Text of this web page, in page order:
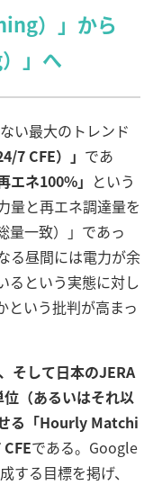
）」から
」へ
い最大のトレンド
7 CFE）」 であ
エネ100%」 という
量と再エネ調達量を
一致）」であっ
る昼間には電力が余
るという実態に対し
という批判が高まっ
そして日本のJERA
（あるいはそれ以
る「Hourly Matchi
である。Google
する目標を掲げ、